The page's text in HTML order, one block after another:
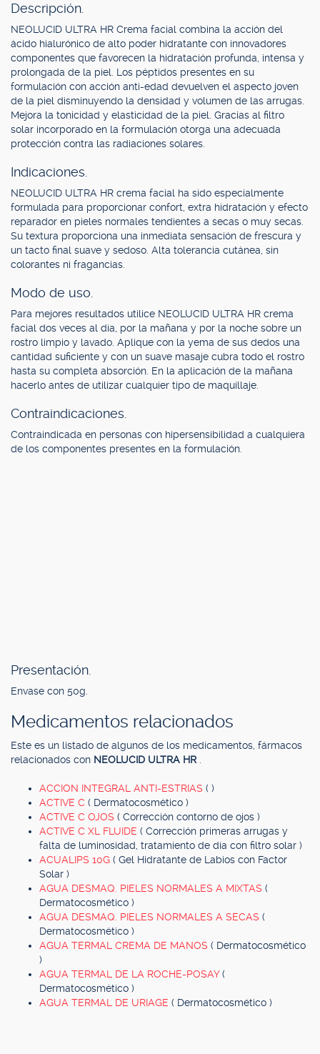
Descripción.
NEOLUCID ULTRA HR Crema facial combina la acción del
ácido hialurónico de alto poder hidratante con innovadores
componentes que favorecen la hidratación profunda, intensa y
prolongada de la piel. Los péptidos presentes en su
formulación con acción anti-edad devuelven el aspecto joven
de la piel disminuyendo la densidad y volumen de las arrugas.
Mejora la tonicidad y elasticidad de la piel. Gracias al filtro
solar incorporado en la formulación otorga una adecuada
protección contra las radiaciones solares.
Indicaciones.
NEOLUCID ULTRA HR crema facial ha sido especialmente
formulada para proporcionar confort, extra hidratación y efecto
reparador en pieles normales tendientes a secas o muy secas.
Su textura proporciona una inmediata sensación de frescura y
un tacto final suave y sedoso. Alta tolerancia cutánea, sin
colorantes ni fragancias.
Modo de uso.
Para mejores resultados utilice NEOLUCID ULTRA HR crema
facial dos veces al día, por la mañana y por la noche sobre un
rostro limpio y lavado. Aplique con la yema de sus dedos una
cantidad suficiente y con un suave masaje cubra todo el rostro
hasta su completa absorción. En la aplicación de la mañana
hacerlo antes de utilizar cualquier tipo de maquillaje.
Contraindicaciones.
Contraindicada en personas con hipersensibilidad a cualquiera
de los componentes presentes en la formulación.
Presentación.
Envase con 50g.
Medicamentos relacionados
Este es un listado de algunos de los medicamentos, fármacos
relacionados con NEOLUCID ULTRA HR
ACCION INTEGRAL ANTI-ESTRIAS ( )
ACTIVE C ( Dermatocosmético )
ACTIVE C OJOS ( Corrección contorno de ojos )
ACTIVE C XL FLUIDE ( Corrección primeras arrugas y
falta de luminosidad, tratamiento de día con filtro solar )
ACUALIPS 10G ( Gel Hidratante de Labios con Factor
Solar )
AGUA DESMAQ. PIELES NORMALES A MIXTAS (
Dermatocosmético )
AGUA DESMAQ. PIELES NORMALES A SECAS (
Dermatocosmético )
AGUA TERMAL CREMA DE MANOS ( Dermatocosmético
)
AGUA TERMAL DE LA ROCHE-POSAY(
Dermatocosmético )
AGUA TERMAL DE URIAGE ( Dermatocosmético )